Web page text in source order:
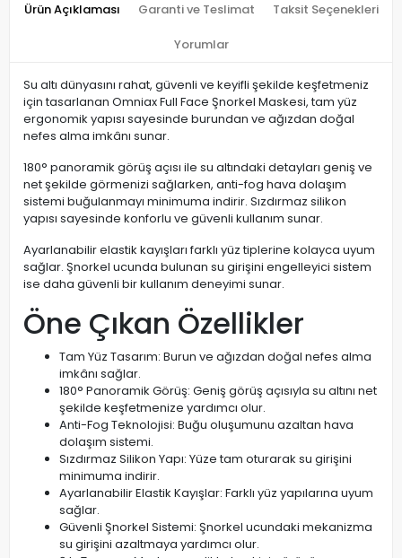
Ürün Açıklaması Garanti ve Teslimat Taksit Seçenekleri
Yorumlar
Su altı dünyasını rahat, güvenli ve keyifli şekilde keşfetmeniz
için tasarlanan Omniax Full Face Şnorkel Maskesi, tam yüz
ergonomik yapısı sayesinde burundan ve ağızdan doğal
nefes alma imkânı sunar.
180° panoramik görüş açısı ile su altındaki detayları geniş ve
net şekilde görmenizi sağlarken, anti-fog hava dolaşım
sistemi buğulanmayı minimuma indirir. Sızdırmaz silikon
yapısı sayesinde konforlu ve güvenli kullanım sunar.
Ayarlanabilir elastik kayışları farklı yüz tiplerine kolayca uyum
sağlar. Şnorkel ucunda bulunan su girişini engelleyici sistem
ise daha güvenli bir kullanım deneyimi sunar.
Öne Çıkan Özellikler
Tam Yüz Tasarım: Burun ve ağızdan doğal nefes alma
imkânı sağlar.
180° Panoramik Görüş: Geniş görüş açısıyla su altını net
şekilde keşfetmenize yardımcı olur.
Anti-Fog Teknolojisi: Buğu oluşumunu azaltan hava
dolaşım sistemi.
Sızdırmaz Silikon Yapı: Yüze tam oturarak su girişini
minimuma indirir.
Ayarlanabilir Elastik Kayışlar: Farklı yüz yapılarına uyum
sağlar.
Güvenli Şnorkel Sistemi: Şnorkel ucundaki mekanizma
su girişini azaltmaya yardımcı olur.